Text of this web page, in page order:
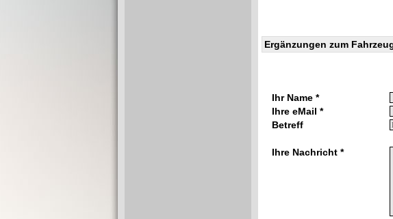
Ergänzungen zum
Ihr Name *
Ihre eMail *
Betreff
Ihre Nachricht *